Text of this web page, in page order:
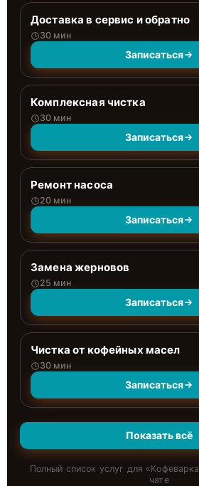
Доставка в сервис и обратно
30 мин
Записаться
Комплексная чистка
30 мин
Записаться
Ремонт насоса
20 мин
Записаться
Замена жерновов
25 мин
Записаться
Чистка от кофейных масел
30 мин
Записаться
Показать всё
Полный список услуг для «Кофеварка
чате